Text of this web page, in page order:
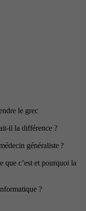
le grec
il la différence ?
généraliste ?
que c’est et pourquoi la
?